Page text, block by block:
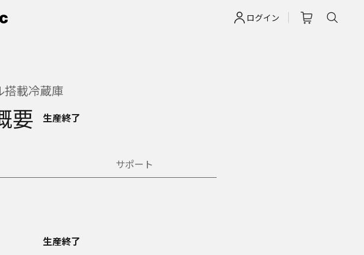
ログイン
搭載冷蔵庫
要 生産終了
サポート
生産終了